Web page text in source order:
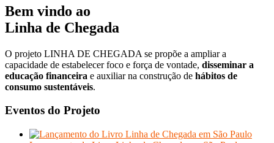
Bem vindo ao
Linha de Chegada
O projeto LINHA DE CHEGADA se propõe a ampliar a
capacidade de estabelecer foco e força de vontade, disseminar a
educação financeira e auxiliar na construção de hábitos de
consumo sustentáveis.
Eventos do Projeto